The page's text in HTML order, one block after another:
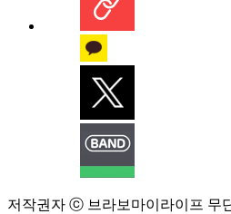
저작권자 ⓒ 브라보마이라이프 무